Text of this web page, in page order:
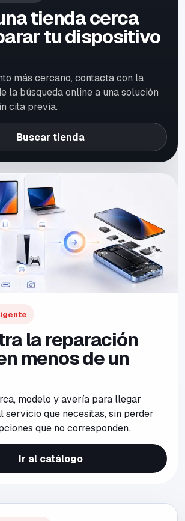
tienda cerca
tu dispositivo
más cercano, contacta con la
la búsqueda online a una solución
cita previa.
Buscar tienda
la reparación
menos de un
modelo y avería para llegar
servicio que necesitas, sin perder
que no corresponden.
Ir al catálogo